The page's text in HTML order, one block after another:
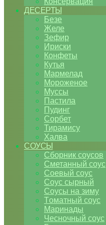
ДЕСЕРТЫ
Безе
Желе
Зефир
Ириски
Конфеты
Кутья
Мармелад
Мороженое
Муссы
Пастила
Пудинг
Сорбет
Тирамису
Халва
СОУСЫ
Сборник соусов
Сметанный соус
Соевый соус
Соус сырный
Соусы на зиму
Томатный соус
Маринады
Чесночный соус